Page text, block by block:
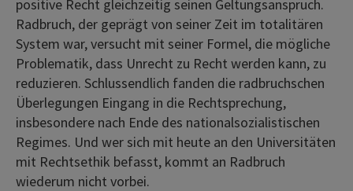
positive Recht gleichzeitig seinen Geltungsanspruch.
Radbruch, der geprägt von seiner Zeit im totalitären
System war, versucht mit seiner Formel, die mögliche
Problematik, dass Unrecht zu Recht werden kann, zu
reduzieren. Schlussendlich fanden die radbruchschen
Überlegungen Eingang in die Rechtsprechung,
insbesondere nach Ende des nationalsozialistischen
Regimes. Und wer sich mit heute an den Universitäten
mit Rechtsethik befasst, kommt an Radbruch
wiederum nicht vorbei.